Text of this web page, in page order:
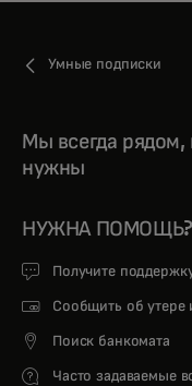
Умные подписки
Мы всегда рядом,
нужны
НУЖНА ПОМОЩЬ?
Получите
Сообщить об утере
Поиск банкомата
Часто задаваемые